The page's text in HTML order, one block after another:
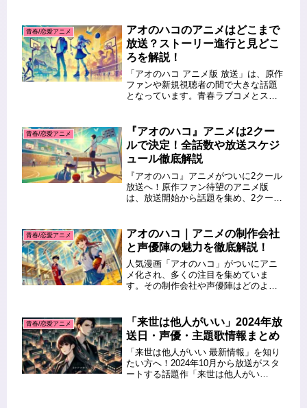
思わず胸がキュンとするような恋愛＆
青春アニメを5本に絞ってご紹介...
青春/恋愛アニメ
アオのハコのアニメはどこまで
放送？ストーリー進行と見どこ
ろを解説！
「アオのハコ アニメ版 放送」は、原作
ファンや新規視聴者の間で大きな話題
となっています。青春ラブコメとスポ
この記事では、『アオのハコ』アニメ
版が原作のどこまで進むのか、スト...
青春/恋愛アニメ
『アオのハコ』アニメは2クー
ルで決定！全話数や放送スケジ
ュール徹底解説
『アオのハコ』アニメがついに2クール
放送へ！原作ファン待望のアニメ版
は、放送開始から話題を集め、2クール
らなる見どころについて詳しく解説し
ます。最後までお読みください！ こ...
青春/恋愛アニメ
アオのハコ｜アニメの制作会社
と声優陣の魅力を徹底解説！
人気漫画「アオのハコ」がついにアニ
メ化され、多くの注目を集めていま
す。その制作会社や声優陣はどのよう
掛ける制作会社の特徴や過去作品、キ
ャラクターに命を吹き込む声優陣の実
績や...
青春/恋愛アニメ
「来世は他人がいい」2024年放
送日・声優・主題歌情報まとめ
「来世は他人がいい 最新情報」を知り
たい方へ！2024年10月から放送がスタ
ートする話題作「来世は他人がい